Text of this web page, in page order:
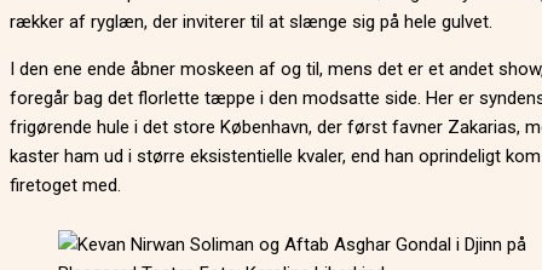
rækker af ryglæn, der inviterer til at slænge sig på hele gulvet.
I den ene ende åbner moskeen af og til, mens det er et andet
foregår bag det florlette tæppe i den modsatte side. Her er
frigørende hule i det store København, der først favner Zakarias,
kaster ham ud i større eksistentielle kvaler, end han oprindeligt
firetoget med.